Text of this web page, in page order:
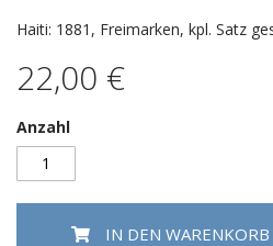
Haiti: 1881, Freimarken, kpl. Satz
22,00 €
Anzahl
IN DEN WARENKORB